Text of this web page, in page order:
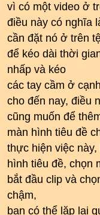
vì có một video ở
điều này có nghĩa
cần đặt nó ở trên
để kéo dài thời
nhấp và kéo
các tay cầm ở
cho đến nay, điều
cũng muốn để
màn hình tiêu đề
thực hiện việc
hình tiêu đề, chọn
bắt đầu clip và
chậm,
bạn có thể lặp lại